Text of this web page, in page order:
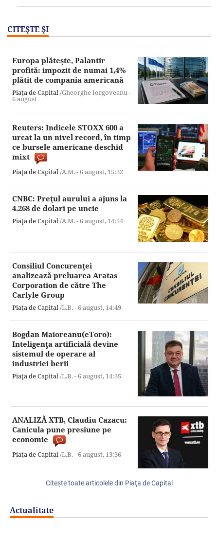
CITEŞTE ŞI
Europa plăteşte, Palantir
profită: impozit de numai 1,4%
plătit de compania americană
Piaţa de Capital/Gheorghe Iorgoveanu -
6 august
Reuters: Indicele STOXX 600 a
urcat la un nivel record, în timp
ce bursele americane deschid
mixt
Piaţa de Capital/A.M. -6 august, 15:32
CNBC: Preţul aurului a ajuns la
4.268 de dolari pe uncie
Piaţa de Capital/A.M. -6 august, 14:54
Consiliul Concurenţei
analizează preluarea Aratas
Corporation de către The
Carlyle Group
Piaţa de Capital/L.B. -6 august, 14:49
Bogdan Maioreanu(eToro):
Inteligenţa artificială devine
sistemul de operare al
industriei berii
Piaţa de Capital/L.B. -6 august, 14:35
ANALIZĂ XTB, Claudiu Cazacu:
Canicula pune presiune pe
economie
Piaţa de Capital/L.B. -6 august, 13:36
Citeşte toate articolele din Piaţa de Capital
Actualitate